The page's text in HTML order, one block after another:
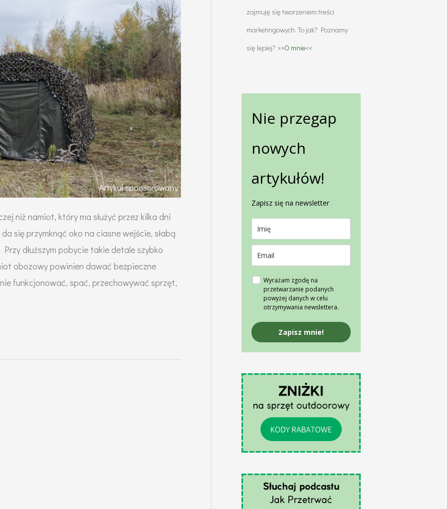
niż namiot, który ma służyć przez kilka dni
się przymknąć oko na ciasne wejście, słabą
dłuższym pobycie takie detale szybko
obozowy powinien dawać bezpieczne
funkcjonować, spać, przechowywać sprzęt,
zajmuję się tworzeniem treści
marketingowych. To jak? Poznamy
się lepiej? >>O mnie<<
Nie przegap
nowych
artykułów!
Zapisz się na newsletter
Wyrażam zgodę na
przetwarzanie podanych
powyżej danych w celu
otrzymywania newslettera.
Zapisz mnie!